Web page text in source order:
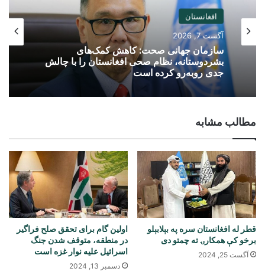
افغانستان
آگست 7, 2026
سازمان جهانی صحت: کاهش کمک‌های
بشردوستانه، نظام صحی افغانستان را با چالش
جدی روبه‌رو کرده است
مطالب مشابه
قطر له افغانستان سره په بېلابېلو
برخو کې همکارۍ ته چمتو دی
آگست 25, 2024
اولین گام برای تحقق صلح فراگیر
در منطقه، متوقف شدن جنگ
اسرائیل علیه نوار غزه است
دسمبر 13, 2024